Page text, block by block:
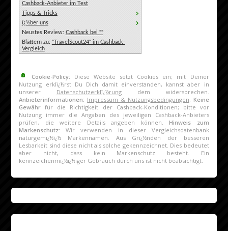
Cashback-Anbieter im Test
Tipps & Tricks
ï¿½ber uns
Neustes Review: Cashback bei ""
Blättern zu: "TravelScout24" im Cashback-
Vergleich
Cookie-Policy: Diese Website setzt Cookies ein; mit Deiner
Nutzung erklï¿½rst Du Dich damit einverstanden, kannst aber in
unserer Datenschutzerklï¿½rung dem widersprechen.
Anbieterinformationen: Impressum & Nutzungsbedingungen. Keine
Gewähr für die Richtigkeit der Cashback-Konditionen; bitte vor
Nutzung immer die Angaben des jeweiligen Cashback-Anbieters
prüfen, die weitere Details angeben können.Hinweis zum
Markenschutz: Wir verwenden in dieser Vergleichsdatenbank
naturgemï¿½ï¿½ Markennamen. Aus Grï¿½nden der besseren
Lesbarkeit sind diese nicht als solche gekennzeichnet. Dies bedeutet
aber nicht, dass kein Markenschutz besteht. Ein
kennzeichenmï¿½ï¿½iger Gebrauch durch uns ist nicht beabsichtigt.